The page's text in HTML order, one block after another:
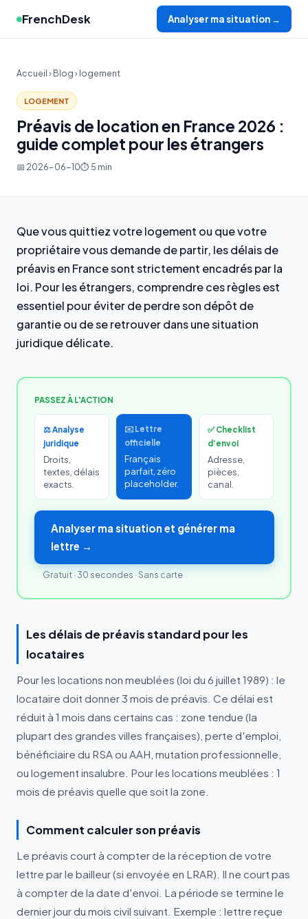
FrenchDesk Analyser ma situation →
Accueil› Blog› logement
LOGEMENT
Préavis de location en France 2026 :
guide complet pour les étrangers
📅 2026-06-10⏱ 5 min
Que vous quittiez votre logement ou que votre
propriétaire vous demande de partir, les délais de
préavis en France sont strictement encadrés par la
loi. Pour les étrangers, comprendre ces règles est
essentiel pour éviter de perdre son dépôt de
garantie ou de se retrouver dans une situation
juridique délicate.
PASSEZ À L'ACTION
⚖️ Analyse
juridique
Droits,
textes, délais
exacts.
✉️ Lettre
officielle
Français
parfait, zéro
placeholder.
✅ Checklist
d'envoi
Adresse,
pièces,
canal.
Analyser ma situation et générer ma
lettre →
Gratuit · 30 secondes · Sans carte
Les délais de préavis standard pour les
locataires
Pour les locations non meublées (loi du 6 juillet 1989) : le
locataire doit donner 3 mois de préavis. Ce délai est
réduit à 1 mois dans certains cas : zone tendue (la
plupart des grandes villes françaises), perte d'emploi,
bénéficiaire du RSA ou AAH, mutation professionnelle,
ou logement insalubre. Pour les locations meublées : 1
mois de préavis quelle que soit la zone.
Comment calculer son préavis
Le préavis court à compter de la réception de votre
lettre par le bailleur (si envoyée en LRAR). Il ne court pas
à compter de la date d'envoi. La période se termine le
dernier jour du mois civil suivant. Exemple : lettre reçue